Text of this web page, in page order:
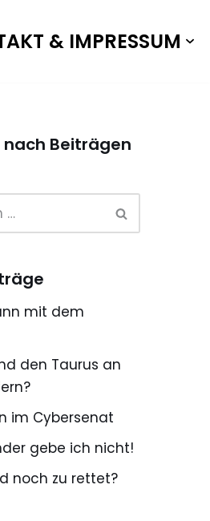
& IMPRESSUM
nach Beiträgen
mit dem
den Taurus an
im Cybersenat
gebe ich nicht!
noch zu rettet?